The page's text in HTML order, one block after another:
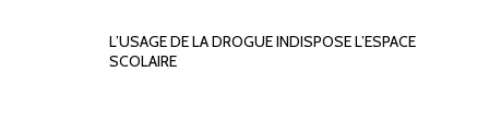
L’USAGE DE LA DROGUE INDISPOSE L’ESPACE
SCOLAIRE